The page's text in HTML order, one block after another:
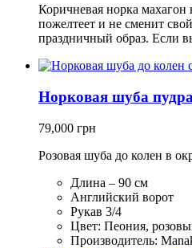
Коричневая норка махагон
пожелтеет и не сменит
праздничный образ. Если
Норковая шуба
79,000 грн
Розовая шуба до колен в
Длина – 90 см
Английский ворот
Рукав 3/4
Цвет: Пеония,
Производитель: